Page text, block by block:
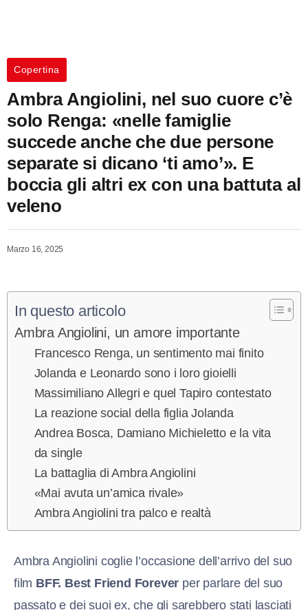
Copertina
Ambra Angiolini, nel suo cuore c’è
solo Renga: «nelle famiglie
succede anche che due persone
separate si dicano ‘ti amo’». E
boccia gli altri ex con una battuta al
veleno
Marzo 16, 2025
In questo articolo
Ambra Angiolini, un amore importante
Francesco Renga, un sentimento mai finito
Jolanda e Leonardo sono i loro gioielli
Massimiliano Allegri e quel Tapiro contestato
La reazione social della figlia Jolanda
Andrea Bosca, Damiano Michieletto e la vita
da single
La battaglia di Ambra Angiolini
«Mai avuta un’amica rivale»
Ambra Angiolini tra palco e realtà
Ambra Angiolini coglie l’occasione dell’arrivo del suo
film BFF. Best Friend Forever per parlare del suo
passato e dei suoi ex, che gli sarebbero stati lasciati